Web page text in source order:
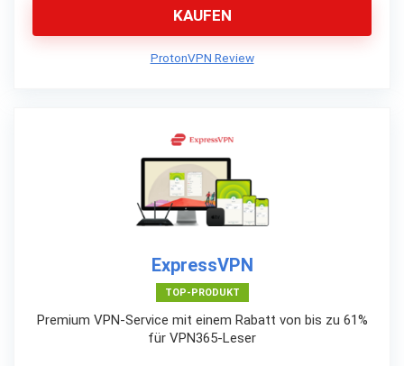
KAUFEN
ProtonVPN Review
ExpressVPN
TOP-PRODUKT
Premium VPN-Service mit einem Rabatt von bis zu 61%
für VPN365-Leser